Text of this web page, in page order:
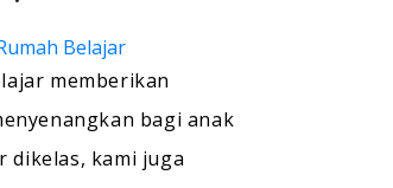
memberikan
bagi anak
dikelas, kami juga